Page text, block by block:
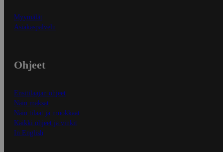
Myymälät
Asiakaspalvelu
Ohjeet
Ensitilaajan ohjeet
Näin maksat
Näin tilaat ja muokkaat
Kaikki ohjeet ja vinkit
In English